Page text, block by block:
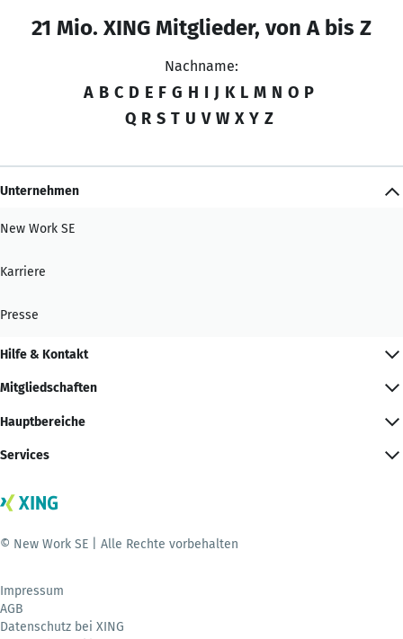
21 Mio. XING Mitglieder, von A bis Z
Nachname:
A B C D E F G H I J K L M N O P
Q R S T U V W X Y Z
Unternehmen
New Work SE
Karriere
Presse
Hilfe & Kontakt
Mitgliedschaften
Hauptbereiche
Services
© New Work SE | Alle Rechte vorbehalten
Impressum
AGB
Datenschutz bei XING